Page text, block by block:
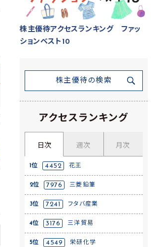
株主優待アクセスランキング ファッ
ションベスト10
株主優待の検索
アクセスランキング
日次 週次 月次
1位 4452 花王
2位 7976 三菱鉛筆
3位 7241 フタバ産業
4位 3176 三洋貿易
5位 4549 栄研化学